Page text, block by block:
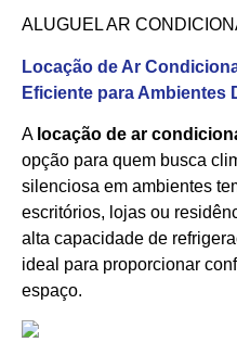
ALUGUEL AR
Locação de Ar
Eficiente para Ambientes
A locação de ar
opção para quem busca
silenciosa em ambientes
escritórios, lojas ou
alta capacidade de
ideal para proporcionar
espaço.